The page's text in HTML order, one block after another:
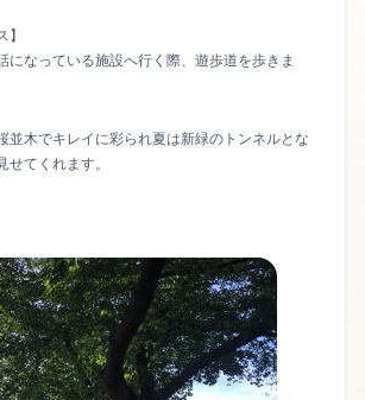
になっている施設へ行く際、遊歩道を歩きま
並木でキレイに彩られ夏は新緑のトンネルとな
てくれます。